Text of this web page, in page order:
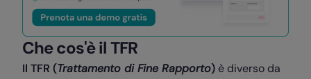
Che cos'è il TFR
Il TFR (Trattamento di Fine Rapporto) è diverso da